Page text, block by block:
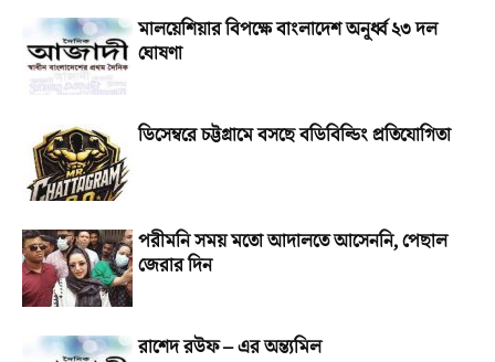
মালয়েশিয়ার বিপক্ষে বাংলাদেশ অনূর্ধ্ব ২৩ দল
ঘোষণা
ডিসেম্বরে চট্টগ্রামে বসছে বডিবিল্ডিং প্রতিযোগিতা
পরীমনি সময় মতো আদালতে আসেননি, পেছাল
জেরার দিন
রাশেদ রউফ – এর অন্ত্যমিল